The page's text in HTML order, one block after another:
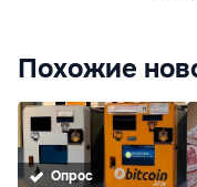
Похожие
Опрос